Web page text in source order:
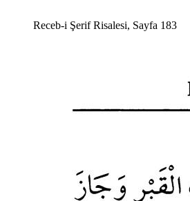
Receb-i Şerif Risalesi, Sayfa 183